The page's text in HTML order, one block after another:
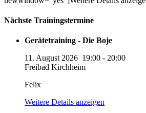
Nächste Trainingstermine
Gerätetraining - Die Boje
11. August 2026 19:00 - 20:00
Freibad Kirchheim
Felix
Weitere Details anzeigen